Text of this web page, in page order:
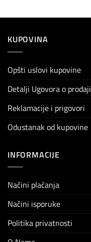
KUPOVINA
Opšti uslovi kupovine
Detalji Ugovora o prodaji
Reklamacije i prigovori
Odustanak od kupovine
INFORMACIJE
Načini plaćanja
Načini isporuke
Politika privatnosti